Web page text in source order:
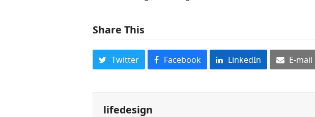
Share This
Twitter Facebook LinkedIn E-mail
lifedesign